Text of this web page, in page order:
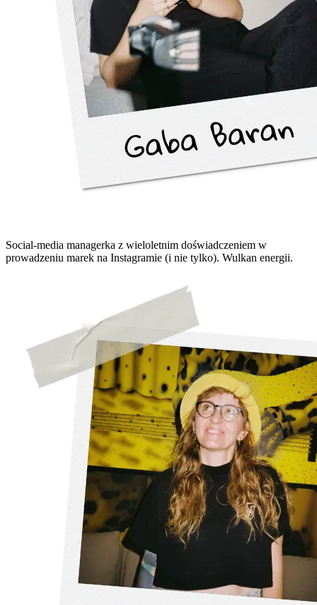
Social-media managerka z wieloletnim doświadczeniem w
prowadzeniu marek na Instagramie (i nie tylko). Wulkan energii.